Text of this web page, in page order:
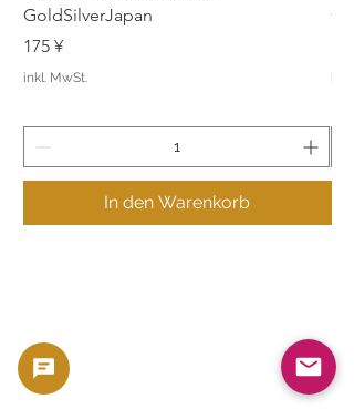
GoldSilverJapan
Preis
175 ¥
inkl. MwSt.
In den Warenkorb